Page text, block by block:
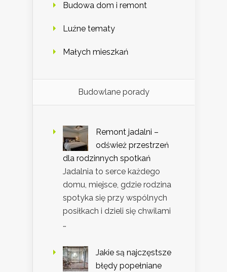
Budowa dom i remont
Luźne tematy
Małych mieszkań
Budowlane porady
Remont jadalni –
odśwież przestrzeń
dla rodzinnych spotkań
Jadalnia to serce każdego
domu, miejsce, gdzie rodzina
spotyka się przy wspólnych
posiłkach i dzieli się chwilami
…
Jakie są najczęstsze
błędy popełniane